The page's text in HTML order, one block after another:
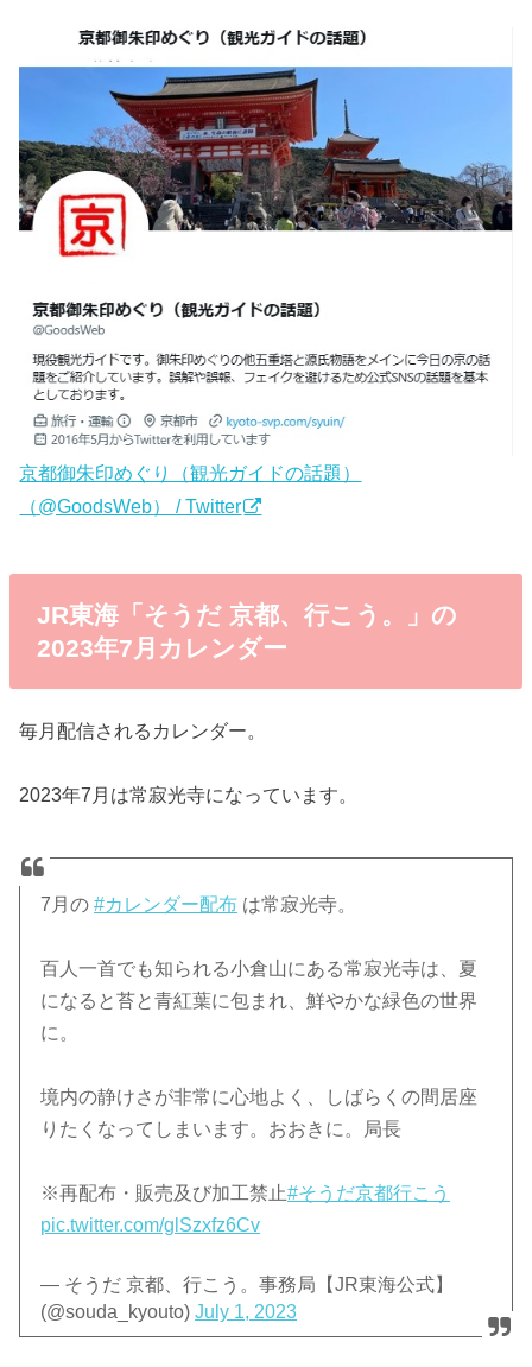
京都御朱印めぐり（観光ガイドの話題）
（@GoodsWeb） / Twitter
JR東海「そうだ 京都、行こう。」の
2023年7月カレンダー
毎月配信されるカレンダー。
2023年7月は常寂光寺になっています。
7月の#カレンダー配布 は常寂光寺。
百人一首でも知られる小倉山にある常寂光寺は、夏
になると苔と青紅葉に包まれ、鮮やかな緑色の世界
に。
境内の静けさが非常に心地よく、しばらくの間居座
りたくなってしまいます。おおきに。局長
※再配布・販売及び加工禁止#そうだ京都行こう
pic.twitter.com/glSzxfz6Cv
— そうだ 京都、行こう。事務局【JR東海公式】
(@souda_kyouto)July 1, 2023